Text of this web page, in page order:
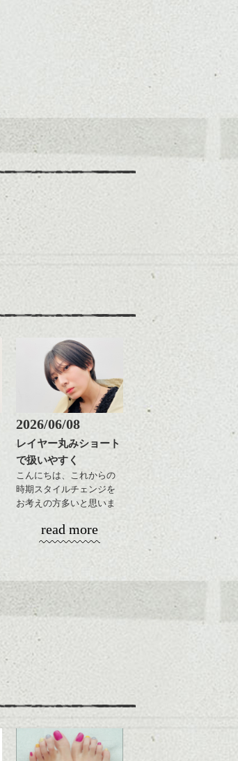
2026/06/08
レイヤー丸みショート
で扱いやすく
こんにちは、これからの
時期スタイルチェンジを
お考えの方多いと思いま
コンパクトなフォルムが
いろんなシーンに雰囲気
をだしやすくスタイリン
グも簡単で良いので朝の
そんなショートカット。
軽めの前髪で透け感を演
ナチュラルなベージュカ
ラーで全体にツヤと透明
read more